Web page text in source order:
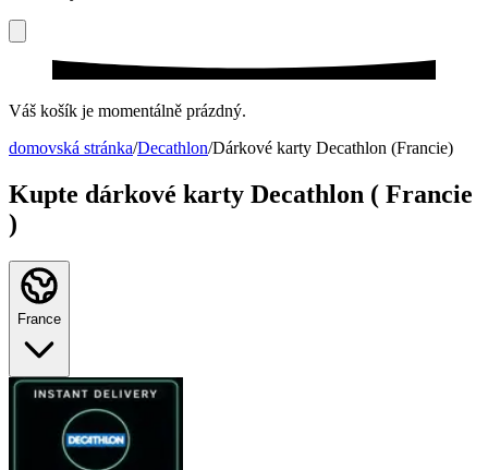
Váš košík je momentálně prázdný.
domovská stránka/Decathlon/Dárkové karty Decathlon (Francie)
Kupte dárkové karty Decathlon ( Francie
)
France